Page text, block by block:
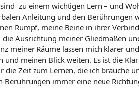
zu einem wichtigen Lern – und
Anleitung und den Berührungen
Rumpf, meine Beine in ihrer
Ausrichtung meiner Gliedmaßen
meiner Räume lassen mich klarer
meinen Blick weiten. Es ist die
die Zeit zum Lernen, die ich brauche
Berührungen immer eine neue